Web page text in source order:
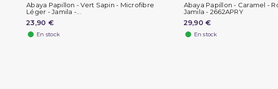
Abaya Papillon - Vert Sapin - Microfibre
Léger - Jamila -...
23,90 €
En stock
Abaya Papillon - Caramel -
Jamila - 2662APRY
29,90 €
En stock